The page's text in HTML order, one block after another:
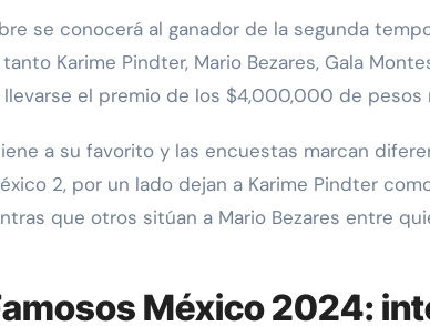
Karime Pindter, Mario Bezares, Gala
el premio de los $4,000,000 de pesos
a su favorito y las encuestas marcan
2, por un lado dejan a Karime Pindter
que otros sitúan a Mario Bezares entre
México 2024: